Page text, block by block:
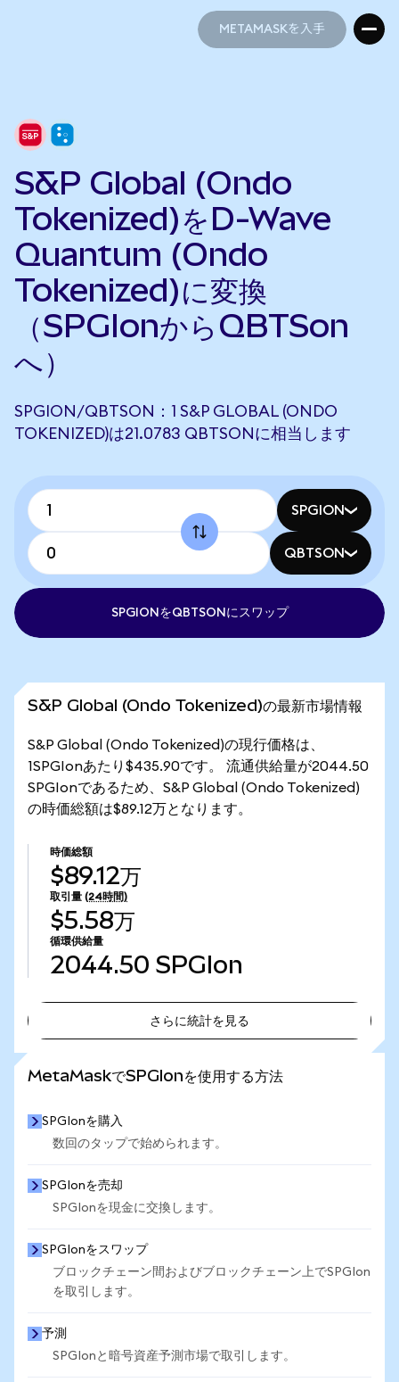
METAMASKを入手
S&P Global (Ondo
Tokenized)をD-Wave
Quantum (Ondo
Tokenized)に変換
（SPGIonからQBTSon
へ）
SPGION/QBTSON：1 S&P GLOBAL (ONDO
TOKENIZED)は21.0783 QBTSONに相当します
SPGION
QBTSON
SPGIONをQBTSONにスワップ
S&P Global (Ondo Tokenized)の最新市場情報
S&P Global (Ondo Tokenized)の現行価格は、
1SPGIonあたり$435.90です。 流通供給量が2044.50
SPGIonであるため、S&P Global (Ondo Tokenized)
の時価総額は$89.12万となります。
時価総額
$89.12万
取引量 (24時間)
$5.58万
循環供給量
2044.50 SPGIon
さらに統計を見る
MetaMaskでSPGIonを使用する方法
SPGIonを購入
数回のタップで始められます。
SPGIonを売却
SPGIonを現金に交換します。
SPGIonをスワップ
ブロックチェーン間およびブロックチェーン上でSPGIon
を取引します。
予測
SPGIonと暗号資産予測市場で取引します。